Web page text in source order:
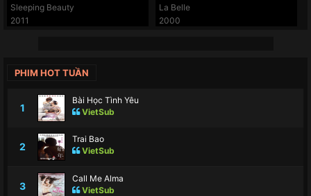
Sleeping Beauty
2011
La Belle
2000
PHIM HOT TUẦN
1
Bài Học Tình Yêu
VietSub
2
Trai Bao
VietSub
3
Call Me Alma
VietSub